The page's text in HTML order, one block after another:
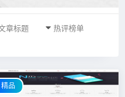
章标题 热评榜单
精品